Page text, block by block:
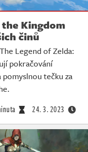
Kingdom
činů
Legend of Zelda:
pokračování
tečku za
24. 3. 2023